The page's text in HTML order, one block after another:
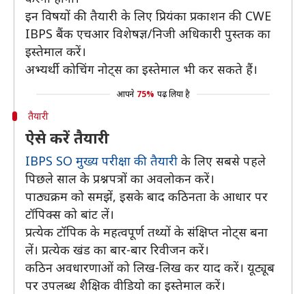
इन विषयों की तैयारी के लिए प्रियंका प्रकाशन की CWE
IBPS बैंक एचआर विशेषज्ञ/निजी अधिकारी पुस्तक का
इस्तेमाल करें।
अभ्यर्थी कोचिंग नोट्स का इस्तेमाल भी कर सकते हैं।
आपने 75% पढ़ लिया है
तैयारी
ऐसे करें तैयारी
IBPS SO मुख्य परीक्षा की तैयारी के लिए सबसे पहले
पिछले साल के प्रश्नपत्रों का अवलोकन करें।
पाठ्यक्रम को समझें, इसके बाद कठिनता के आधार पर
टॉपिक्स को बांट लें।
प्रत्येक टॉपिक के महत्वपूर्ण तथ्यों के संक्षिप्त नोट्स बना
लें। प्रत्येक खंड का बार-बार रिवीजन करें।
कठिन अवधारणाओं को लिख-लिख कर याद करें। यूट्यूब
पर उपलब्ध शैक्षिक वीडियो का इस्तेमाल करें।